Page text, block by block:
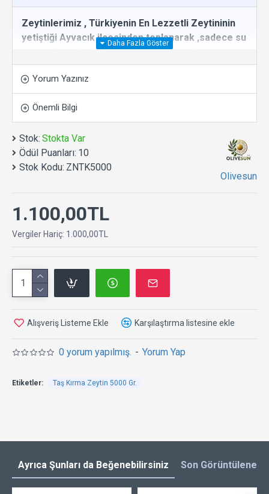
Zeytinlerimiz , Türkiyenin En Lezzetli Zeytininin
yetiştiği Ayvacık ilçesinden toplanarak ,sadece su
ve tuz ile tatlandırılarak salamura yapılıp
hazırlanmıştır.
2 yıl sorunsuz saklanabilir. Salamura halindedir.
Etli ,diri ve müthiş lezzetlidir. Gerçek zeytin
yemenin tadına varacaksınız.
Taş Kırma Yeşil Zeytin Doğal ( çekirdekli )
Yorum Yazınız
Önemli Bilgi
Stok: Stokta Var
Ödül Puanları: 10
Stok Kodu: ZNTK5000
Olivesun
0 yorum yapılmış. - Yorum Yap
1.100,00TL
Vergiler Hariç: 1.000,00TL
Alışveriş Listeme Ekle Karşılaştırma listesine ekle
Etiketler: Taş Kırma Zeytin 5000 Gr.
Ayrıca Şunları da Beğenebilirsiniz Son